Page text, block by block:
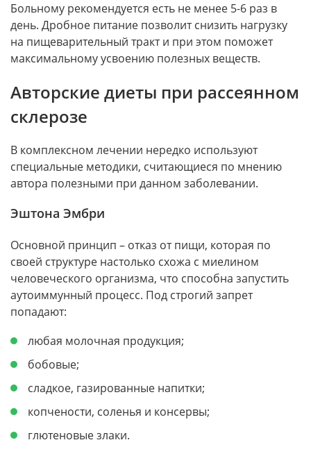
Больному рекомендуется есть не менее 5-6 раз в
день. Дробное питание позволит снизить нагрузку
на пищеварительный тракт и при этом поможет
максимальному усвоению полезных веществ.
Авторские диеты при рассеянном
склерозе
В комплексном лечении нередко используют
специальные методики, считающиеся по мнению
автора полезными при данном заболевании.
Эштона Эмбри
Основной принцип – отказ от пищи, которая по
своей структуре настолько схожа с миелином
человеческого организма, что способна запустить
аутоиммунный процесс. Под строгий запрет
попадают:
любая молочная продукция;
бобовые;
сладкое, газированные напитки;
копчености, соленья и консервы;
глютеновые злаки.